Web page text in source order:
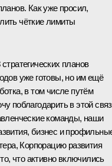
Как уже просил,
чёткие лимиты
планов
уже готовы, но им ещё
в том числе путём
поблагодарить в этой
команды, наши
бизнес и
Корпорацию развития
что активно включились